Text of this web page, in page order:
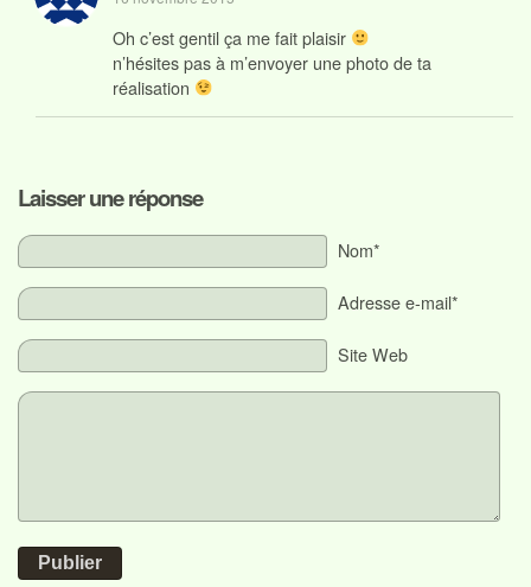
Oh c’est gentil ça me fait plaisir
n’hésites pas à m’envoyer une photo de ta
réalisation
Laisser une réponse
Nom*
Adresse e-mail*
Site Web
Publier